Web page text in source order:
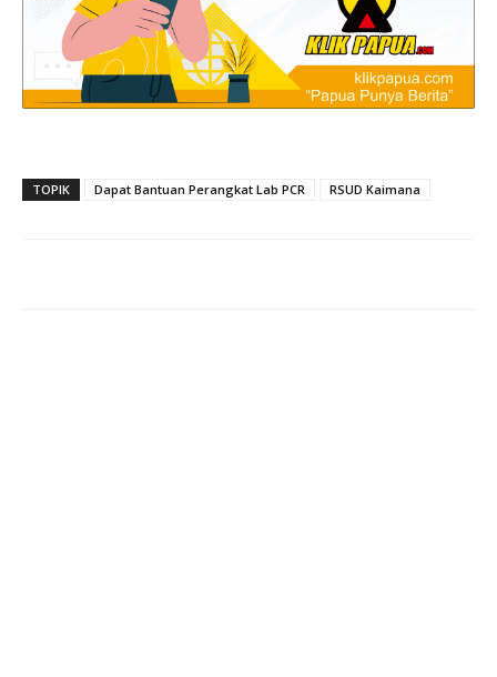
TOPIK Dapat Bantuan Perangkat Lab PCR RSUD Kaimana